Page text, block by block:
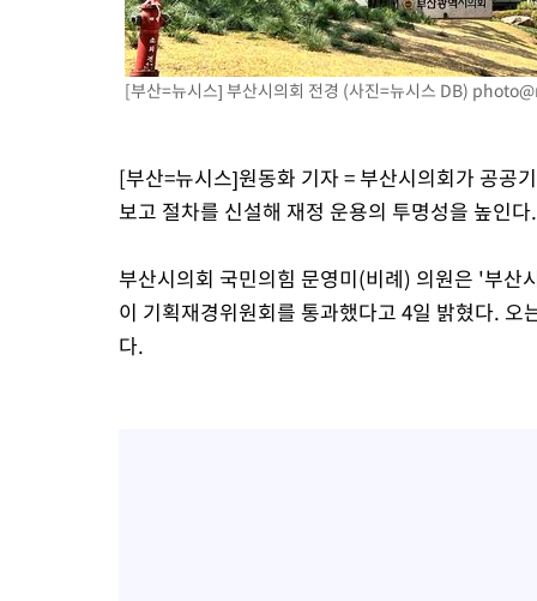
[부산=뉴시스] 부산시의회 전경 (사진=뉴시스 DB)
[부산=뉴시스]원동화 기자 = 부산시의회가 공공
보고 절차를 신설해 재정 운용의 투명성을 높인다.
부산시의회 국민의힘 문영미(비례) 의원은 '부산
이 기획재경위원회를 통과했다고 4일 밝혔다.
다.